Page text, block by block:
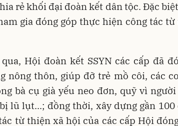
rẻ khối đại đoàn kết dân tộc. Đặc
gia đóng góp thực hiện công tác
Hội đoàn kết SSYN các cấp đã
nông thôn, giúp đỡ trẻ mồ côi, các
bà cụ già yếu neo đơn, quỹ vì
lũ lụt...; đồng thời, xây dựng gần
từ thiện xã hội của các cấp Hội